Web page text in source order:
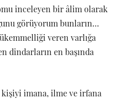
inceleyen bir âlim olarak
görüyorum bunların…
veren varlığa
dindarların en başında
imana, ilme ve irfana